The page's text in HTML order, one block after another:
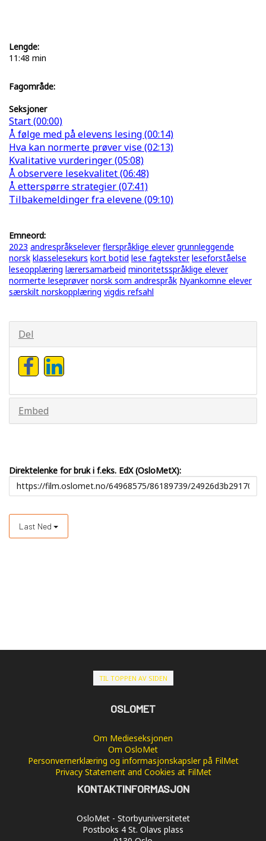
Lengde:
11:48 min
Fagområde:
Seksjoner
Start (00:00)
Å følge med på elevens lesing (00:14)
Hva kan normerte prøver vise (02:13)
Kvalitative vurderinger (05:08)
Å observere lesekvalitet (06:48)
Å etterspørre strategier (07:41)
Tilbakemeldinger fra elevene (09:10)
Emneord:
2023 andrespråkselever flerspråklige elever grunnleggende
norsk klasselesekurs kort botid lese fagtekster leseforståelse
leseopplæring lærersamarbeid minoritetsspråklige elever
normerte leseprøver norsk som andrespråk Nyankomne elever
særskilt norskopplæring vigdis refsahl
Del
Embed
Direktelenke for bruk i f.eks. EdX (OsloMetX):
Last Ned
TIL TOPPEN AV SIDEN
OSLOMET
Om Medieseksjonen
Om OsloMet
Personvernerklæring og informasjonskapsler på FilMet
Privacy Statement and Cookies at FilMet
KONTAKTINFORMASJON
OsloMet - Storbyuniversitetet
Postboks 4 St. Olavs plass